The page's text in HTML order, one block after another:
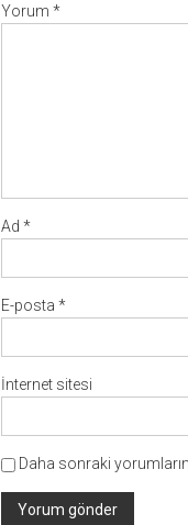
Yorum *
Ad *
E-posta *
İnternet sitesi
Daha sonraki